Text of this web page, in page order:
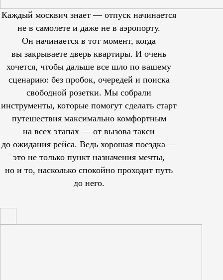
Каждый москвич знает — отпуск начинается
не в самолете и даже не в аэропорту.
Он начинается в тот момент, когда
вы закрываете дверь квартиры. И очень
хочется, чтобы дальше все шло по вашему
сценарию: без пробок, очередей и поиска
свободной розетки. Мы собрали
инструменты, которые помогут сделать старт
путешествия максимально комфортным
на всех этапах — от вызова такси
до ожидания рейса. Ведь хорошая поездка —
это не только пункт назначения мечты,
но и то, насколько спокойно проходит путь
до него.